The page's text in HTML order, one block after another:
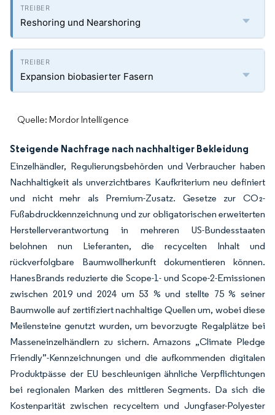
Reshoring und Nearshoring
Expansion biobasierter Fasern
Quelle: Mordor Intelligence
Steigende Nachfrage nach nachhaltiger Bekleidung
Einzelhändler, Regulierungsbehörden und Verbraucher haben
Nachhaltigkeit als unverzichtbares Kaufkriterium neu definiert
und nicht mehr als Premium-Zusatz. Gesetze zur CO₂-
Fußabdruckkennzeichnung und zur obligatorischen erweiterten
Herstellerverantwortung in mehreren US-Bundesstaaten
belohnen nun Lieferanten, die recycelten Inhalt und
rückverfolgbare Baumwollherkunft dokumentieren können.
HanesBrands reduzierte die Scope-1- und Scope-2-Emissionen
zwischen 2019 und 2024 um 53 % und stellte 75 % seiner
Baumwolle auf zertifiziert nachhaltige Quellen um, wobei diese
Meilensteine genutzt wurden, um bevorzugte Regalplätze bei
Masseneinzelhändlern zu sichern. Amazons „Climate Pledge
Friendly”-Kennzeichnungen und die aufkommenden digitalen
Produktpässe der EU beschleunigen ähnliche Verpflichtungen
bei regionalen Marken des mittleren Segments. Da sich die
Kostenparität zwischen recyceltem und Jungfaser-Polyester